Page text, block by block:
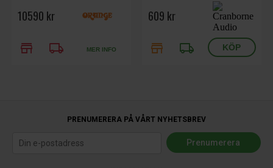
rör testade under högre ström,
10590 kr
store local_shipping MER INFO
609 kr
store local_shipping
PRENUMERERA PÅ VÅRT NYHETSBREV